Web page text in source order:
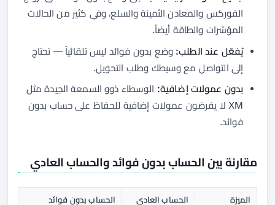
الفوركس والمعادن الثمينة والسلع، وفي كثير من الحالات
المؤشرات والطاقة أيضاً.
يُفعّل عند الطلب: وضع بدون فوائد ليس تلقائياً — تحتاج
إلى التواصل مع وسيطك وطلب التحويل.
بدون عمولات إضافية: الوسطاء ذوو السمعة الجيدة مثل
XM لا يفرضون عمولات إضافية للحفاظ على حساب بدون
فوائد.
مقارنة بين الحساب بدون فوائد والحساب العادي
الميزة الحساب العادي الحساب بدون فوائد